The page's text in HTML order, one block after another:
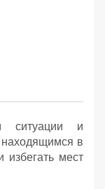
ситуации и
находящимся в
избегать мест